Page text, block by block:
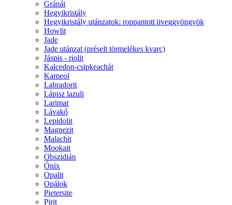
Gránát
Hegyikristály
Hegyikristály utánzatok: roppantott üveggyöngyök
Howlit
Jade
Jade utánzat (préselt törmelékes kvarc)
Jáspis - riolit
Kalcedon-csipkeachát
Karneol
Labradorit
Lápisz lazuli
Larimar
Lávakő
Lepidolit
Magnezit
Malachit
Mookait
Obszidián
Ónix
Opalit
Opálok
Pietersite
Pirit